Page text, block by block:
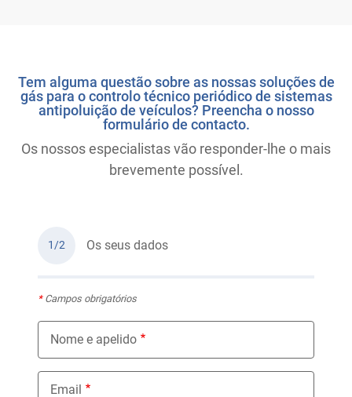
Tem alguma questão sobre as nossas soluções de
gás para o controlo técnico periódico de sistemas
antipoluição de veículos? Preencha o nosso
formulário de contacto.
Os nossos especialistas vão responder-lhe o mais
brevemente possível.
1/2 Os seus dados
*Campos obrigatórios
Nome e apelido
Email